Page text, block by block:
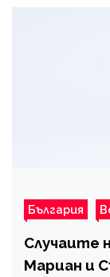
България
Случаите
Мариан и